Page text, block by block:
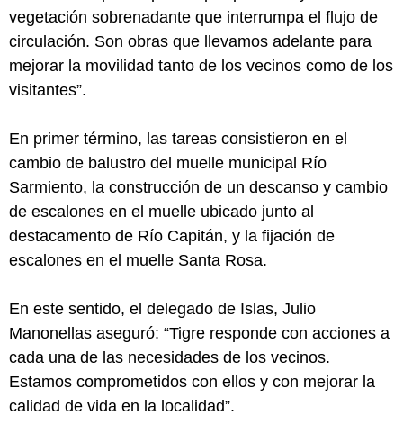
vegetación sobrenadante que interrumpa el flujo de
circulación. Son obras que llevamos adelante para
mejorar la movilidad tanto de los vecinos como de los
visitantes”.
En primer término, las tareas consistieron en el
cambio de balustro del muelle municipal Río
Sarmiento, la construcción de un descanso y cambio
de escalones en el muelle ubicado junto al
destacamento de Río Capitán, y la fijación de
escalones en el muelle Santa Rosa.
En este sentido, el delegado de Islas, Julio
Manonellas aseguró: “Tigre responde con acciones a
cada una de las necesidades de los vecinos.
Estamos comprometidos con ellos y con mejorar la
calidad de vida en la localidad”.